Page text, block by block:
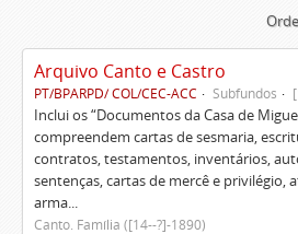
Arquivo Canto e Castro
PT/BPARPD/ COL/CEC-ACC Subfundos
Inclui os “Documentos da Casa de
compreendem cartas de sesmaria,
contratos, testamentos, inventários,
sentenças, cartas de mercê e privilégio,
arma...
Canto. Família ([14--?]-1890)